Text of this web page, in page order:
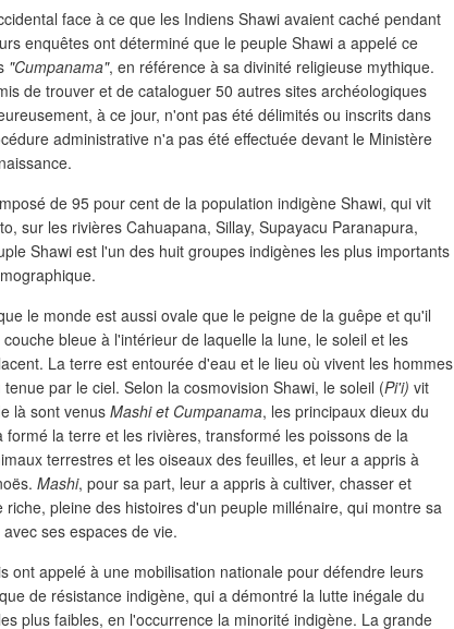
face à ce que les Indiens Shawi avaient caché pendant
enquêtes ont déterminé que le peuple Shawi a appelé ce
"Cumpanama", en référence à sa divinité religieuse mythique.
de trouver et de cataloguer 50 autres sites archéologiques
à ce jour, n'ont pas été délimités ou inscrits dans
administrative n'a pas été effectuée devant le Ministère
de 95 pour cent de la population indigène Shawi, qui vit
sur les rivières Cahuapana, Sillay, Supayacu Paranapura,
Shawi est l'un des huit groupes indigènes les plus importants
le monde est aussi ovale que le peigne de la guêpe et qu'il
bleue à l'intérieur de laquelle la lune, le soleil et les
La terre est entourée d'eau et le lieu où vivent les hommes
par le ciel. Selon la cosmovision Shawi, le soleil (Pi'i) vit
là sont venus Mashi et Cumpanama, les principaux dieux du
formé la terre et les rivières, transformé les poissons de la
terrestres et les oiseaux des feuilles, et leur a appris à
Mashi, pour sa part, leur a appris à cultiver, chasser et
pleine des histoires d'un peuple millénaire, qui montre sa
ses espaces de vie.
ont appelé à une mobilisation nationale pour défendre leurs
de résistance indigène, qui a démontré la lutte inégale du
plus faibles, en l'occurrence la minorité indigène. La grande